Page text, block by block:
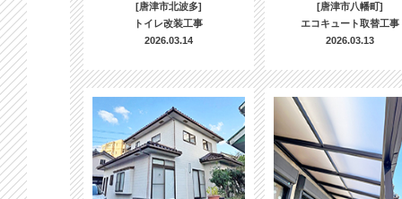
[唐津市北波多]
トイレ改装工事
2026.03.14
[唐津市八幡町]
エコキュート取替工事
2026.03.13